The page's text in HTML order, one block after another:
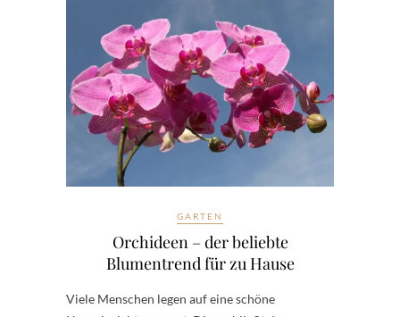
GARTEN
Orchideen – der beliebte
Blumentrend für zu Hause
Viele Menschen legen auf eine schöne